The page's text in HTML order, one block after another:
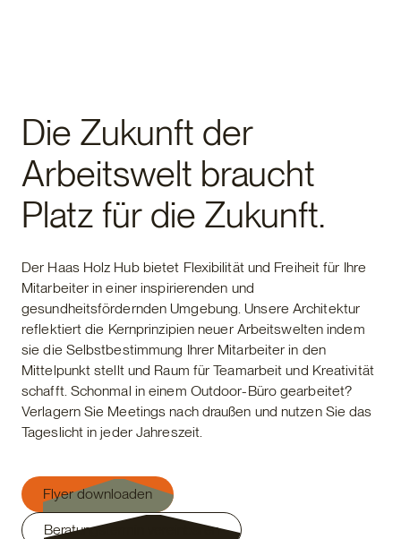
Die Zukunft der
Arbeitswelt braucht
Platz für die Zukunft.
Der Haas Holz Hub bietet Flexibilität und Freiheit für Ihre
Mitarbeiter in einer inspirierenden und
gesundheitsfördernden Umgebung. Unsere Architektur
reflektiert die Kernprinzipien neuer Arbeitswelten indem
sie die Selbstbestimmung Ihrer Mitarbeiter in den
Mittelpunkt stellt und Raum für Teamarbeit und Kreativität
schafft. Schonmal in einem Outdoor-Büro gearbeitet?
Verlagern Sie Meetings nach draußen und nutzen Sie das
Tageslicht in jeder Jahreszeit.
Flyer downloaden
Beratungstermin vereinbaren